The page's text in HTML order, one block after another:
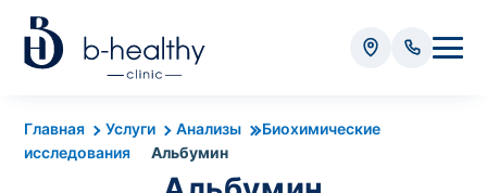
Главная Услуги Анализы
Биохимические
исследования
Альбумин
Анализы
* Оплачивается дополнительно (в зависимости от вида